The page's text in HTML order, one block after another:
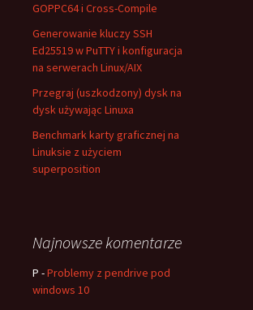
GOPPC64 i Cross-Compile
Generowanie kluczy SSH
Ed25519 w PuTTY i konfiguracja
na serwerach Linux/AIX
Przegraj (uszkodzony) dysk na
dysk używając Linuxa
Benchmark karty graficznej na
Linuksie z użyciem
superposition
Najnowsze komentarze
P -Problemy z pendrive pod
windows 10